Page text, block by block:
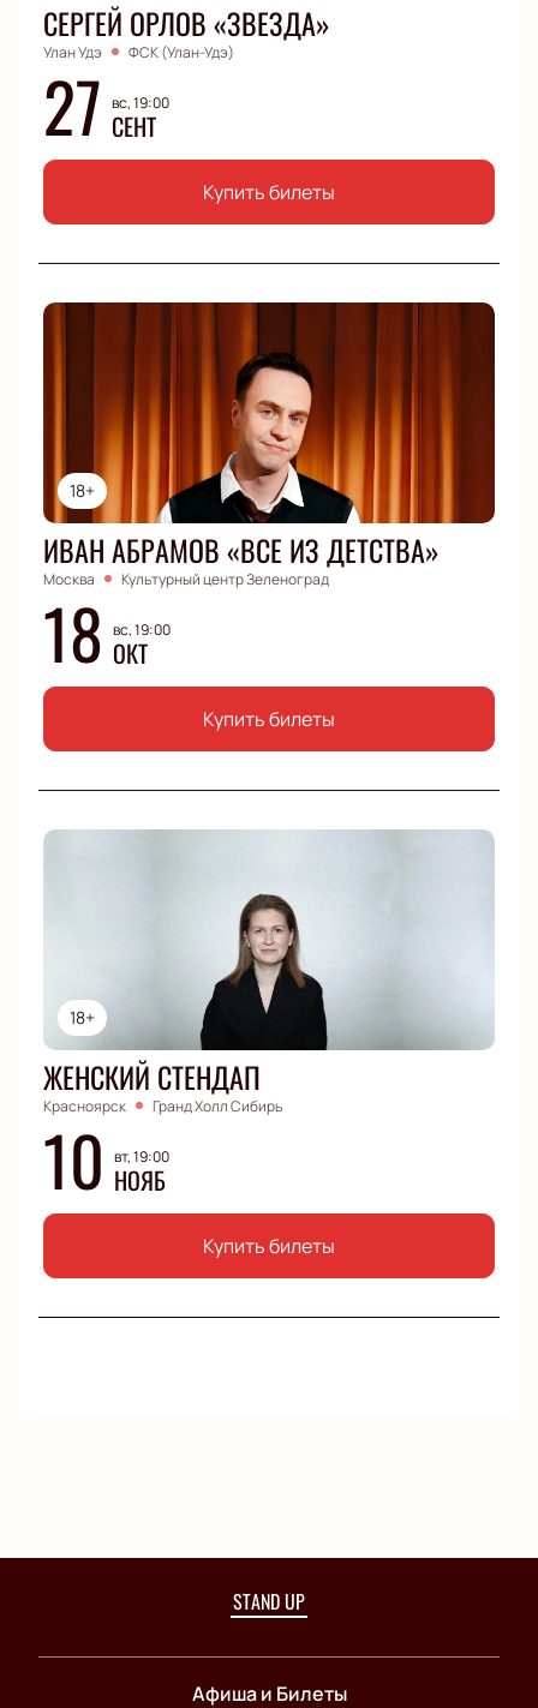
СЕРГЕЙ ОРЛОВ «ЗВЕЗДА»
Улан Удэ ФСК (Улан-Удэ)
27 вс, 19:00
СЕНТ
Купить билеты
18+
ИВАН АБРАМОВ «ВСЕ ИЗ ДЕТСТВА»
Москва Культурный центр Зеленоград
18 вс, 19:00
ОКТ
Купить билеты
18+
ЖЕНСКИЙ СТЕНДАП
Красноярск Гранд Холл Сибирь
10 вт, 19:00
НОЯБ
Купить билеты
STAND UP
Афиша и Билеты